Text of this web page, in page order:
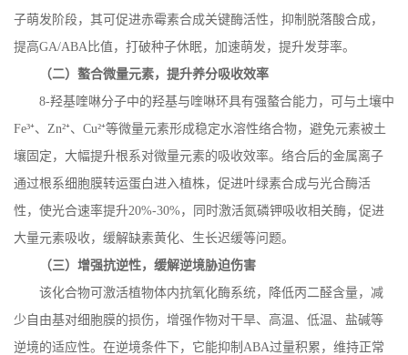
子萌发阶段，其可促进赤霉素合成关键酶活性，抑制脱落酸合成，
提高GA/ABA 比值，打破种子休眠，加速萌发，提升发芽率。
（二）螯合微量元素，提升养分吸收效率
8-羟基喹啉分子中的羟基与喹啉环具有强螯合能力，可与土壤中
Fe³⁺、 Zn²⁺、 Cu²⁺等微量元素形成稳定水溶性络合物，避免元素被土
壤固定，大幅提升根系对微量元素的吸收效率。络合后的金属离子
通过根系细胞膜转运蛋白进入植株，促进叶绿素合成与光合酶活
性，使光合速率提升20%-30%，同时激活氮磷钾吸收相关酶，促进
大量元素吸收，缓解缺素黄化、生长迟缓等问题。
（三）增强抗逆性，缓解逆境胁迫伤害
该化合物可激活植物体内抗氧化酶系统，降低丙二醛含量，减
少自由基对细胞膜的损伤，增强作物对干旱、高温、低温、盐碱等
逆境的适应性。在逆境条件下，它能抑制 ABA过量积累，维持正常